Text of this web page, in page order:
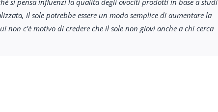
si pensa influenzi la qualità degli ovociti prodotti in base a studi
il sole potrebbe essere un modo semplice di aumentare la
c’è motivo di credere che il sole non giovi anche a chi cerca